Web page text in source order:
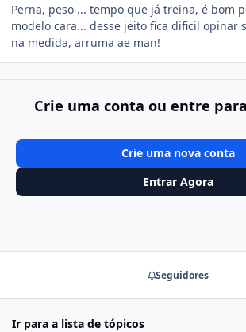
Perna, peso ... tempo que já treina, é bom
modelo cara... desse jeito fica dificil opinar
na medida, arruma ae man!
Crie uma conta ou entre
Crie uma nova conta
Entrar Agora
Seguidores
Ir para a lista de tópicos